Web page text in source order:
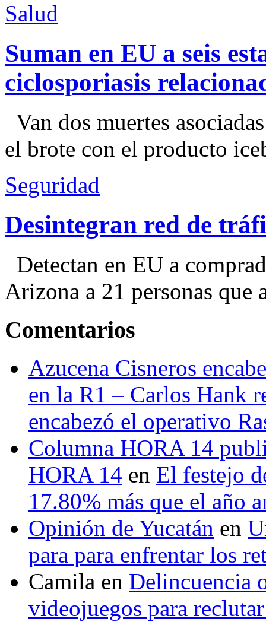
Salud
Suman en EU a seis
ciclosporiasis
Van dos muertes
el brote con el producto
Seguridad
Desintegran red de
Detectan en EU a
Arizona a 21 personas que
Comentarios
Azucena Cisneros
en la R1 – Carlos Hank
encabezó el operativo
Columna HORA 14
HORA 14 en El festejo
17.80% más que el año
Opinión de Yucatán en
para para enfrentar los
Camila en Delincuencia
videojuegos para